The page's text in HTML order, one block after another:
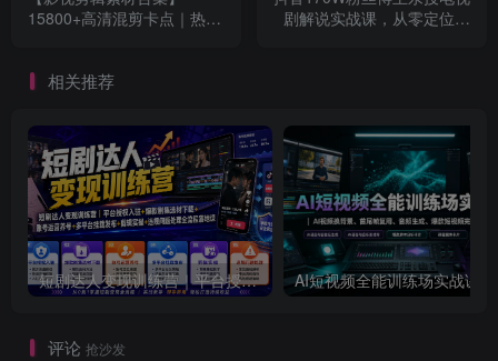
15800+高清混剪卡点｜热门
剧解说实战课，从零定位选
相关推荐
短剧达人变现训练营｜平台授权入驻+爆款剧集选材下载+账号运营养号+多平台挂载发布+剪辑实操+违规问题处理全流程落地课
评论 抢沙发